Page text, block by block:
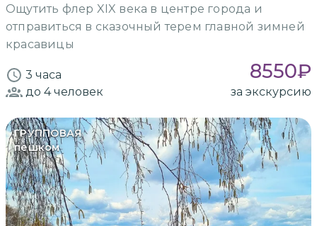
Ощутить флер XIX века в центре города и
отправиться в сказочный терем главной зимней
красавицы
3 часа 8550₽
до 4человек за экскурсию
ГРУППОВАЯ
пешком